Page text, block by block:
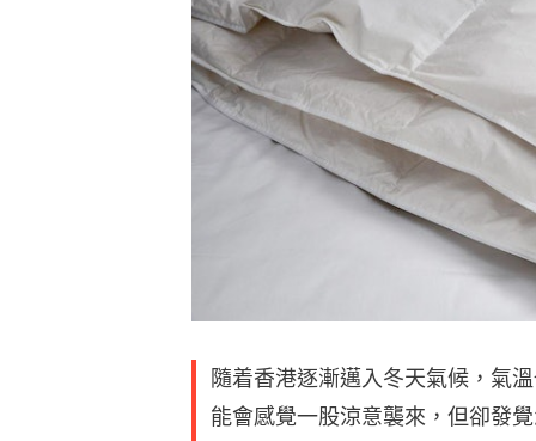
隨着香港逐漸邁入冬天氣候，氣
能會感覺一股涼意襲來，但卻發